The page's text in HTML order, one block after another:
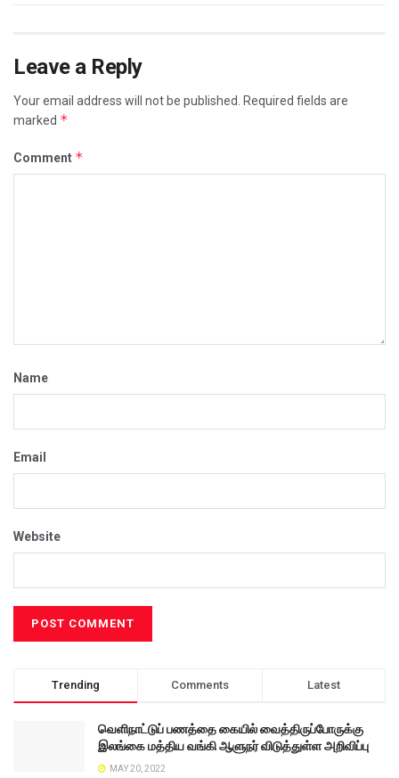
Leave a Reply
Your email address will not be published.
Required fields are
marked *
Comment *
Name
Email
Website
Trending Comments Latest
வெளிநாட்டுப் பணத்தை கையில் வைத்திருப்போருக்கு
இலங்கை மத்திய வங்கி ஆளுநர் விடுத்துள்ள அறிவிப்பு
MAY 20, 2022